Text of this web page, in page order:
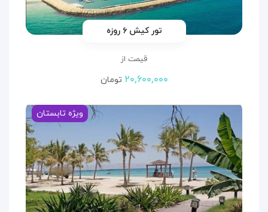
تور کیش ۶ روزه
قیمت از
۲۰,۶۰۰,۰۰۰ تومان
ویژه تابستان